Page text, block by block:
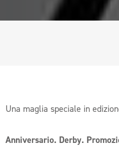
Una maglia speciale in
Anniversario. Derby.